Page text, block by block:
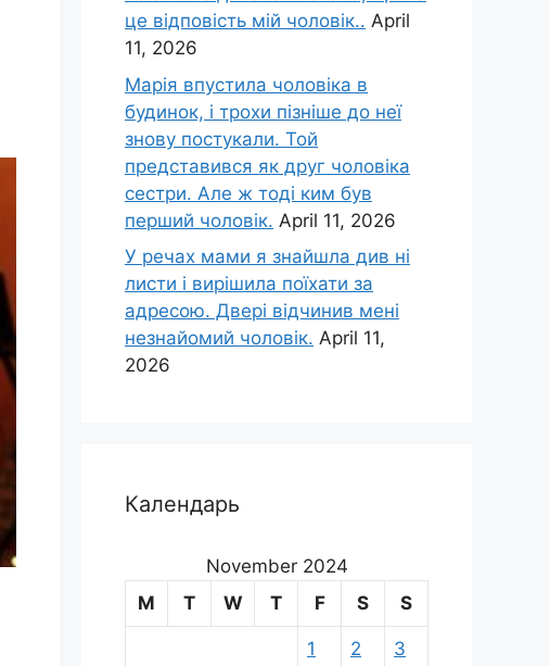
це відповість мій чоловік.. April
11, 2026
Марія впустила чоловіка в
будинок, і трохи пізніше до неї
знову постукали. Той
представився як друг чоловіка
сестри. Але ж тоді ким був
перший чоловік. April 11, 2026
У речах мами я знайшла див ні
листи і вирішила поїхати за
адресою. Двері відчинив мені
незнайомий чоловік. April 11,
2026
Календарь
November 2024
M
T W T F S S
1 2 3